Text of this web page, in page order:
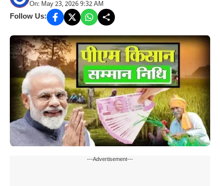
On: May 23, 2026 9:32 AM
Follow Us:
---Advertisement---